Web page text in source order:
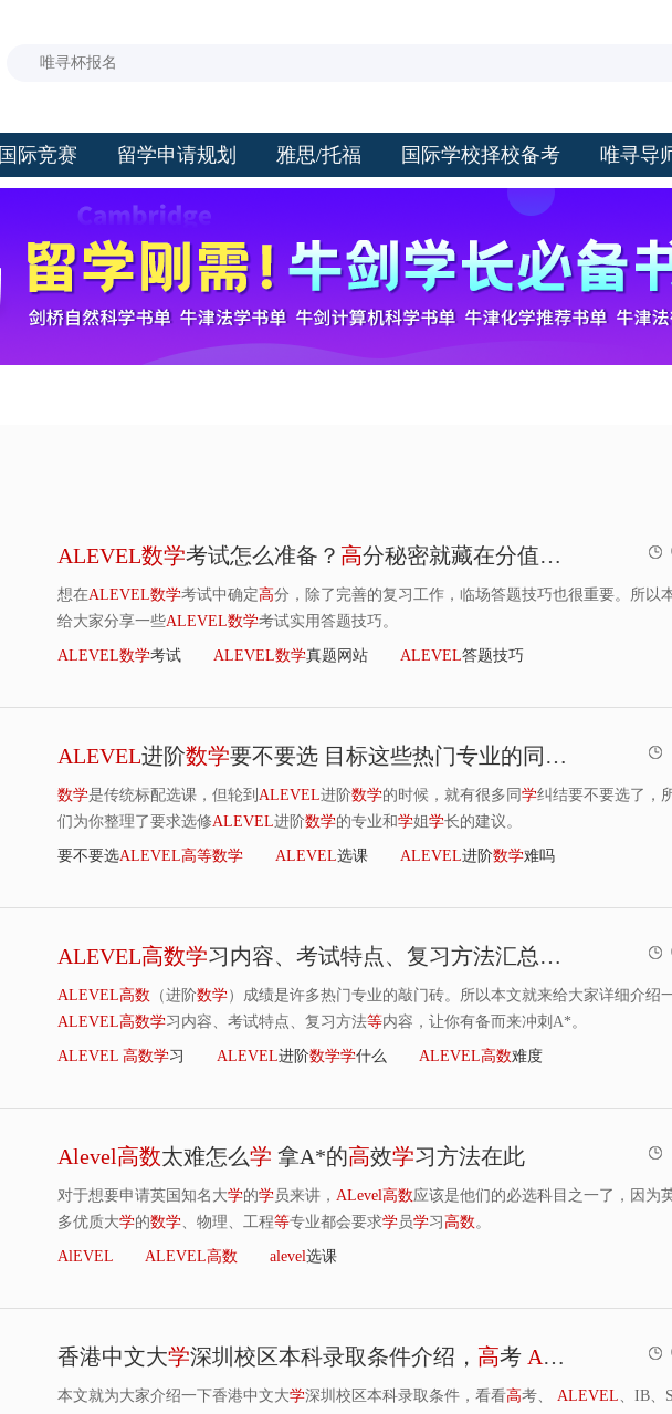
国际竞赛 留学申请规划 雅思/托福 国际学校择校备考 唯寻导
ALEVEL数学考试怎么准备？ 高分秘密就藏在分值、答题顺序 等
想在ALEVEL数学考试中确定高分，除了完善的复习工作，临场答题技巧也很重要。所以
给大家分享一些ALEVEL数学考试实用答题技巧。
ALEVEL数学考试 ALEVEL数学真题网站 ALEVEL答题技巧
ALEVEL进阶数学要不要选 目标这些热门专业的同 学 特别注意
数学是传统标配选课，但轮到 ALEVEL进阶数学的时候，就有很多同 学纠结要不要选了，
们为你整理了要求选修ALEVEL进阶数学的专业和学姐 学长的建议。
要不要选ALEVEL高等数学 ALEVEL选课 ALEVEL进阶数学难吗
ALEVEL高数学习内容、考试特点、复习方法汇总介绍
ALEVEL高数 （进阶数学）成绩是许多热门专业的敲门砖。所以本文就来给大家详细介绍
ALEVEL高数学习内容、考试特点、复习方法等内容，让你有备而来冲刺A*。
ALEVEL 高数学习 ALEVEL进阶数学学什么 ALEVEL高数难度
Alevel高数太难怎么学 拿A*的高效学习方法在此
对于想要申请英国知名大学的学员来讲， ALevel高数应该是他们的必选科目之一了，因为
多优质大学的数学、物理、工程等专业都会要求学员学习 高数。
AlEVEL ALEVEL高数 alevel选课
香港中文大学深圳校区本科录取条件介绍， 高考 ALEVEL IB
本文就为大家介绍一下香港中文大学深圳校区本科录取条件，看看高考、 ALEVEL、IB、